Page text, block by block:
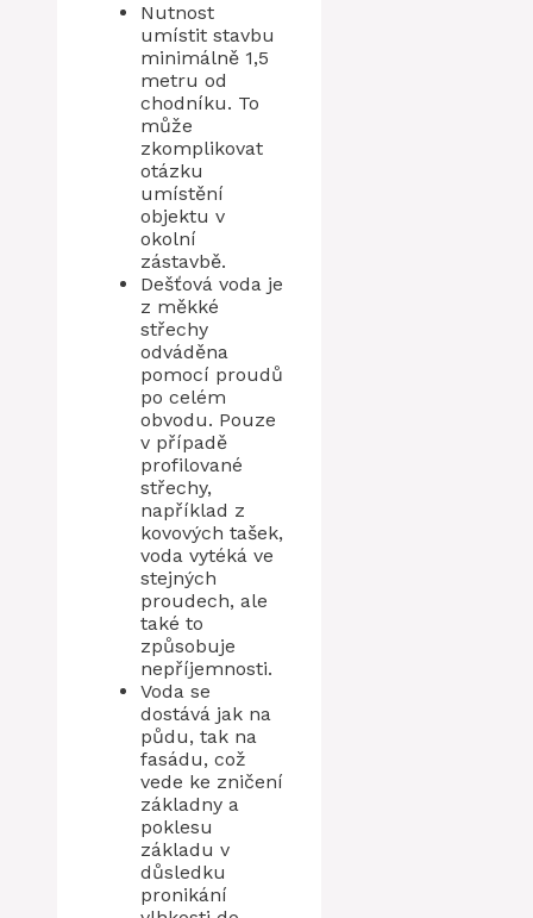
Nutnost
umístit stavbu
minimálně 1,5
metru od
chodníku. To
může
zkomplikovat
otázku
umístění
objektu v
okolní
zástavbě.
Dešťová voda je
z měkké
střechy
odváděna
pomocí proudů
po celém
obvodu. Pouze
v případě
profilované
střechy,
například z
kovových tašek,
voda vytéká ve
stejných
proudech, ale
také to
způsobuje
nepříjemnosti.
Voda se
dostává jak na
půdu, tak na
fasádu, což
vede ke zničení
základny a
poklesu
základu v
důsledku
pronikání